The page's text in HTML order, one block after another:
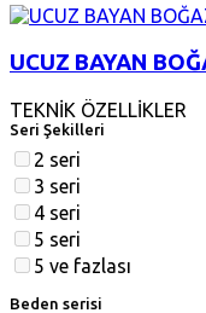
UCUZ BAYAN
TEKNİK ÖZELLİKLER
Seri Şekilleri
2 seri
3 seri
4 seri
5 seri
5 ve fazlası
Beden serisi